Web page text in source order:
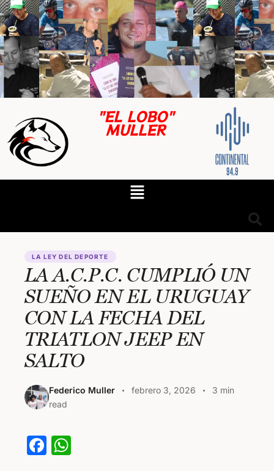
"EL LOBO"
MULLER
LA LEY DEL DEPORTE
LA A.C.P.C. CUMPLIÓ UN
SUEÑO EN EL URUGUAY
CON LA FECHA DEL
TRIATLON JEEP EN
SALTO
Federico Muller febrero 3, 2026
3 min
read
F